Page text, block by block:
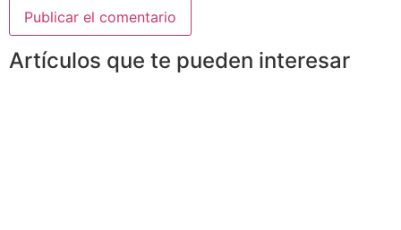
Artículos que te pueden interesar